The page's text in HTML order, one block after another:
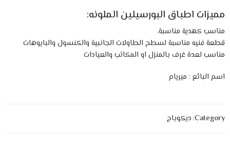
مميزات اطباق البورسيلين الملونه:
مناسب كهدية مناسبة.
قطعة فنيه مناسبة لسطح الطاولات الجانبية والكنسول والبايوهات
مناسب لعدة غرف بالمنزل او المكاتب والعيادات
اسم البائع : ميريام
Category: ديكوباج